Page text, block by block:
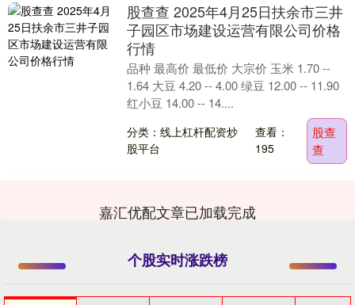
股查查 2025年4月25日扶余市三井
子园区市场建设运营有限公司价格
行情
品种 最高价 最低价 大宗价 玉米 1.70 --
1.64 大豆 4.20 -- 4.00 绿豆 12.00 -- 11.90
红小豆 14.00 -- 14....
分类：线上杠杆配资炒
股平台
查看：
195
股查
查
嘉汇优配文章已加载完成
个股实时涨跌榜